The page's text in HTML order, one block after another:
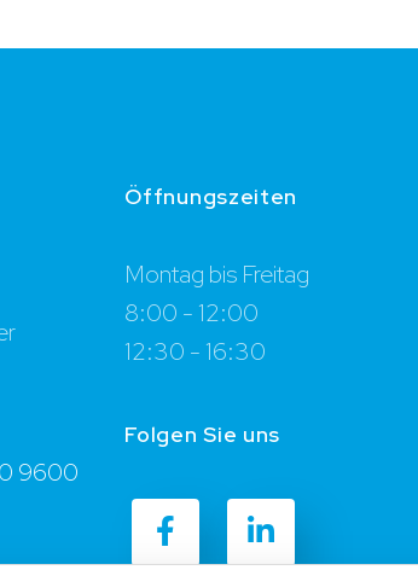
9600
Öffnungszeiten
Montag bis Freitag
8:00 - 12:00
12:30 - 16:30
Folgen Sie uns